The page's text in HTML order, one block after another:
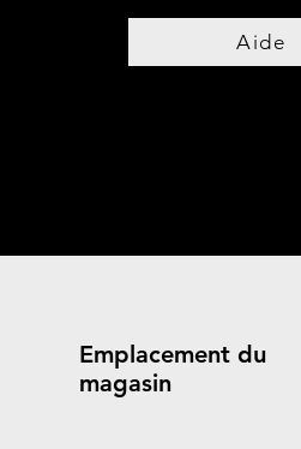
Aide
Emplacement du
magasin